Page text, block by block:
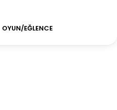
OYUN/EĞLENCE